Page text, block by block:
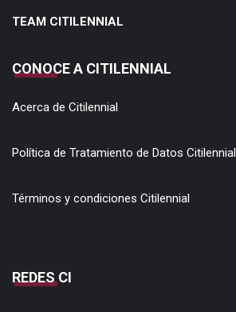
TEAM CITILENNIAL
CONOCE A CITILENNIAL
Acerca de Citilennial
Política de Tratamiento de Datos Citilennial
Términos y condiciones Citilennial
REDES CI